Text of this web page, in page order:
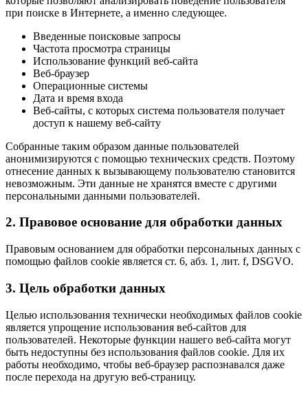
при поиске в Интернете, а именно следующее.
Введенные поисковые запросы
Частота просмотра страницы
Использование функций веб-сайта
Веб-браузер
Операционные системы
Дата и время входа
Веб-сайты, с которых система пользователя получает
доступ к нашему веб-сайту
Собранные таким образом данные пользователей
анонимизируются с помощью технических средств. Поэтому
отнесение данных к вызывающему пользователю становится
невозможным. Эти данные не хранятся вместе с другими
персональными данными пользователей.
2. Правовое основание для обработки данных
Правовым основанием для обработки персональных данных с
помощью файлов cookie является ст. 6, абз. 1, лит. f, DSGVO.
3. Цель обработки данных
Целью использования технически необходимых файлов cookie
является упрощение использования веб-сайтов для
пользователей. Некоторые функции нашего веб-сайта могут
быть недоступны без использования файлов cookie. Для их
работы необходимо, чтобы веб-браузер распознавался даже
после перехода на другую веб-страницу.